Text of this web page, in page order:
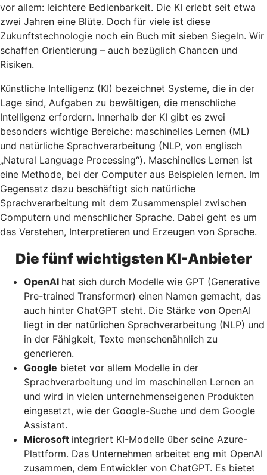
vor allem: leichtere Bedienbarkeit. Die KI erlebt seit etwa
zwei Jahren eine Blüte. Doch für viele ist diese
Zukunftstechnologie noch ein Buch mit sieben Siegeln. Wir
schaffen Orientierung – auch bezüglich Chancen und
Risiken.
Künstliche Intelligenz (KI) bezeichnet Systeme, die in der
Lage sind, Aufgaben zu bewältigen, die menschliche
Intelligenz erfordern. Innerhalb der KI gibt es zwei
besonders wichtige Bereiche: maschinelles Lernen (ML)
und natürliche Sprachverarbeitung (NLP, von englisch
„Natural Language Processing“). Maschinelles Lernen ist
eine Methode, bei der Computer aus Beispielen lernen. Im
Gegensatz dazu beschäftigt sich natürliche
Sprachverarbeitung mit dem Zusammenspiel zwischen
Computern und menschlicher Sprache. Dabei geht es um
das Verstehen, Interpretieren und Erzeugen von Sprache.
Die fünf wichtigsten KI-Anbieter
OpenAI hat sich durch Modelle wie GPT (Generative
Pre-trained Transformer) einen Namen gemacht, das
auch hinter ChatGPT steht. Die Stärke von OpenAI
liegt in der natürlichen Sprachverarbeitung (NLP) und
in der Fähigkeit, Texte menschenähnlich zu
generieren.
Google bietet vor allem Modelle in der
Sprachverarbeitung und im maschinellen Lernen an
und wird in vielen unternehmenseigenen Produkten
eingesetzt, wie der Google-Suche und dem Google
Assistant.
Microsoft integriert KI-Modelle über seine Azure-
Plattform. Das Unternehmen arbeitet eng mit OpenAI
zusammen, dem Entwickler von ChatGPT. Es bietet